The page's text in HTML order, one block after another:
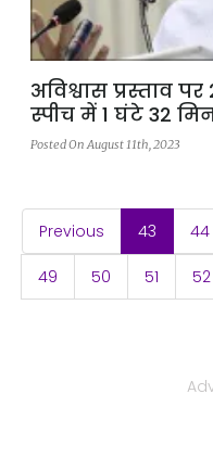
अविश्वास प्रस्ताव
स्पीच में 1 घंटे 32
Posted On August 11th, 2023
Previous 43 (current)
44
49 50 51 52